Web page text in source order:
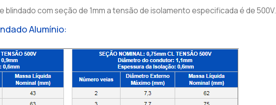
blindado com seção de 1mm a tensão de isolamento especificada é de 500V.
Alumínio: